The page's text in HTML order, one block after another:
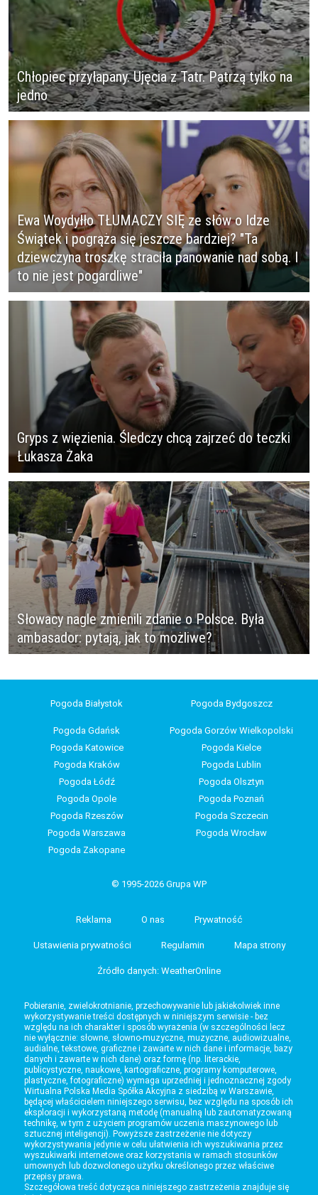
Chłopiec przyłapany. Ujęcia z Tatr. Patrzą tylko na
jedno
Ewa Woydyłło TŁUMACZY SIĘ ze słów o Idze
Świątek i pogrąża się jeszcze bardziej? "Ta
dziewczyna troszkę straciła panowanie nad sobą. I
to nie jest pogardliwe"
Gryps z więzienia. Śledczy chcą zajrzeć do teczki
Łukasza Żaka
Słowacy nagle zmienili zdanie o Polsce. Była
ambasador: pytają, jak to możliwe?
Pogoda Białystok Pogoda Bydgoszcz
Pogoda Gdańsk
Pogoda Gorzów Wielkopolski
Pogoda Katowice
Pogoda Kielce
Pogoda Kraków
Pogoda Lublin
Pogoda Łódź
Pogoda Olsztyn
Pogoda Opole
Pogoda Poznań
Pogoda Rzeszów
Pogoda Szczecin
Pogoda Warszawa
Pogoda Wrocław
Pogoda Zakopane
© 1995-2026 Grupa WP
Reklama O nas Prywatność
Ustawienia prywatności Regulamin Mapa strony
Źródło danych: WeatherOnline
Pobieranie, zwielokrotnianie, przechowywanie lub jakiekolwiek inne
wykorzystywanie treści dostępnych w niniejszym serwisie - bez
względu na ich charakter i sposób wyrażenia (w szczególności lecz
nie wyłącznie: słowne, słowno-muzyczne, muzyczne, audiowizualne,
audialne, tekstowe, graficzne i zawarte w nich dane i informacje, bazy
danych i zawarte w nich dane) oraz formę (np. literackie,
publicystyczne, naukowe, kartograficzne, programy komputerowe,
plastyczne, fotograficzne) wymaga uprzedniej i jednoznacznej zgody
Wirtualna Polska Media Spółka Akcyjna z siedzibą w Warszawie,
będącej właścicielem niniejszego serwisu, bez względu na sposób ich
eksploracji i wykorzystaną metodę (manualną lub zautomatyzowaną
technikę, w tym z użyciem programów uczenia maszynowego lub
sztucznej inteligencji). Powyższe zastrzeżenie nie dotyczy
wykorzystywania jedynie w celu ułatwienia ich wyszukiwania przez
wyszukiwarki internetowe oraz korzystania w ramach stosunków
umownych lub dozwolonego użytku określonego przez właściwe
przepisy prawa.
Szczegółowa treść dotycząca niniejszego zastrzeżenia znajduje się